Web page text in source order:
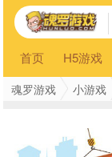
首页 H5游戏
魂罗游戏 小游戏